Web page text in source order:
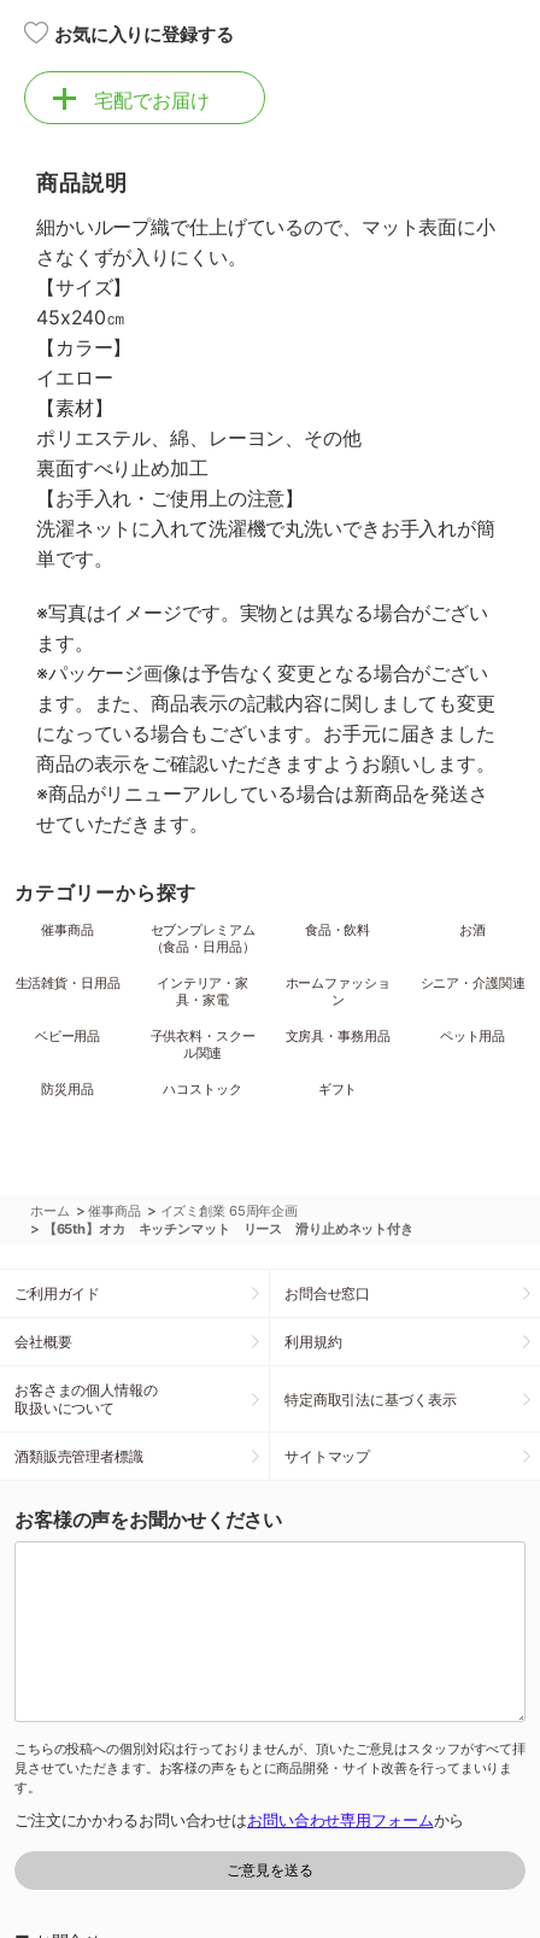
お気に入りに登録する
宅配でお届け
商品説明
細かいループ織で仕上げているので、マット表面に小
さなくずが入りにくい。
【サイズ】
45x240㎝
【カラー】
イエロー
【素材】
ポリエステル、綿、レーヨン、その他
裏面すべり止め加工
【お手入れ・ご使用上の注意】
洗濯ネットに入れて洗濯機で丸洗いできお手入れが簡
単です。
※写真はイメージです。実物とは異なる場合がござい
ます。
※パッケージ画像は予告なく変更となる場合がござい
ます。また、商品表示の記載内容に関しましても変更
になっている場合もございます。お手元に届きました
商品の表示をご確認いただきますようお願いします。
※商品がリニューアルしている場合は新商品を発送さ
せていただきます。
カテゴリーから探す
催事商品
セブンプレミアム
（食品・日用品）
食品・飲料 お酒
生活雑貨・日用品
インテリア・家
具・家電
ホームファッショ
ン
シニア・介護関連
ベビー用品
子供衣料・スクー
ル関連
文房具・事務用品 ペット用品
防災用品 ハコストック ギフト
ホーム >催事商品 > イズミ創業 65周年企画
> 【65th】オカ キッチンマット リース 滑り止めネット付き
ご利用ガイド お問合せ窓口
会社概要 利用規約
お客さまの個人情報の
取扱いについて
特定商取引法に基づく表示
酒類販売管理者標識 サイトマップ
お客様の声をお聞かせください
こちらの投稿への個別対応は行っておりませんが、頂いたご意見はスタッフがすべて拝
見させていただきます。お客様の声をもとに商品開発・サイト改善を行ってまいりま
す。
ご注文にかかわるお問い合わせはお問い合わせ専用フォームから